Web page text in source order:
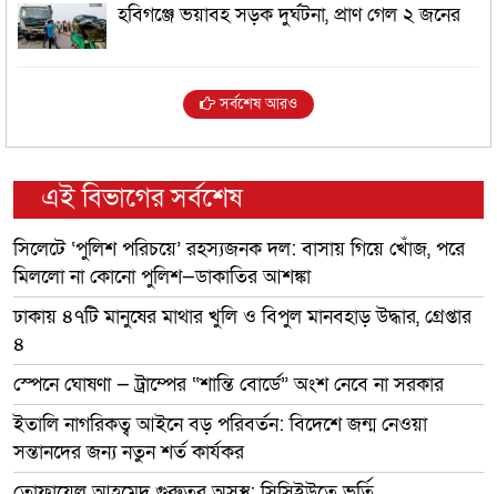
হবিগঞ্জে ভয়াবহ সড়ক দুর্ঘটনা, প্রাণ গেল ২ জনের
সর্বশেষ আরও
এই বিভাগের সর্বশেষ
সিলেটে ‘পুলিশ পরিচয়ে’ রহস্যজনক দল: বাসায় গিয়ে খোঁজ, পরে
মিললো না কোনো পুলিশ—ডাকাতির আশঙ্কা
ঢাকায় ৪৭টি মানুষের মাথার খুলি ও বিপুল মানবহাড় উদ্ধার, গ্রেপ্তার
৪
স্পেনে ঘোষণা — ট্রাম্পের “শান্তি বোর্ডে” অংশ নেবে না সরকার
ইতালি নাগরিকত্ব আইনে বড় পরিবর্তন: বিদেশে জন্ম নেওয়া
সন্তানদের জন্য নতুন শর্ত কার্যকর